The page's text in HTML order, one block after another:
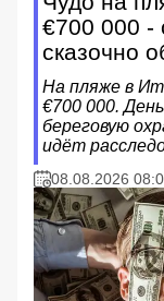
€700 000 -
сказочно
На пляже в
€700 000.
береговую
идёт
08.08.2026